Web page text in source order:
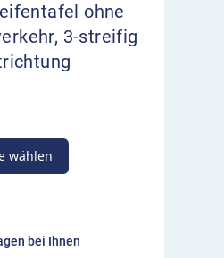
ohne
3-streifig
wählen
bei Ihnen